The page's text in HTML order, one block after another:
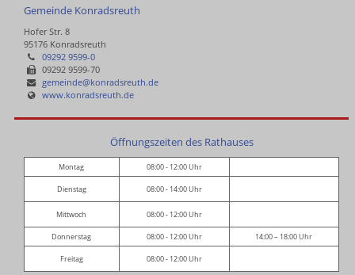
Gemeinde Konradsreuth
Hofer Str. 8
95176 Konradsreuth
09292 9599-0
09292 9599-70
gemeinde@konradsreuth.de
www.konradsreuth.de
Öffnungszeiten des Rathauses
Montag 08:00 - 12:00 Uhr
Dienstag 08:00 - 14:00 Uhr
Mittwoch 08:00 - 12:00 Uhr
Donnerstag 08:00 - 12:00 Uhr 14:00 – 18:00 Uhr
Freitag 08:00 - 12:00 Uhr